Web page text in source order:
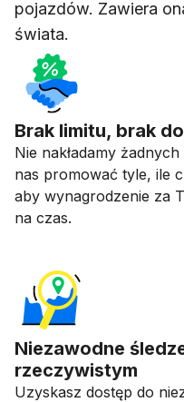
pojazdów. Zawiera
świata.
Brak limitu, brak
Nie nakładamy
nas promować tyle, ile
aby wynagrodzenie za
na czas.
Niezawodne
rzeczywistym
Uzyskasz dostęp do